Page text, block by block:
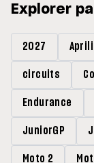
Explorer
2027
circuits
Endurance
JuniorGP
Moto 2